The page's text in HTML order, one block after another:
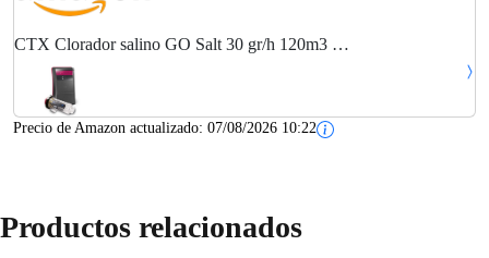
CTX Clorador salino GO Salt 30 gr/h 120m3 …
Precio de Amazon actualizado: 07/08/2026 10:22
Productos relacionados